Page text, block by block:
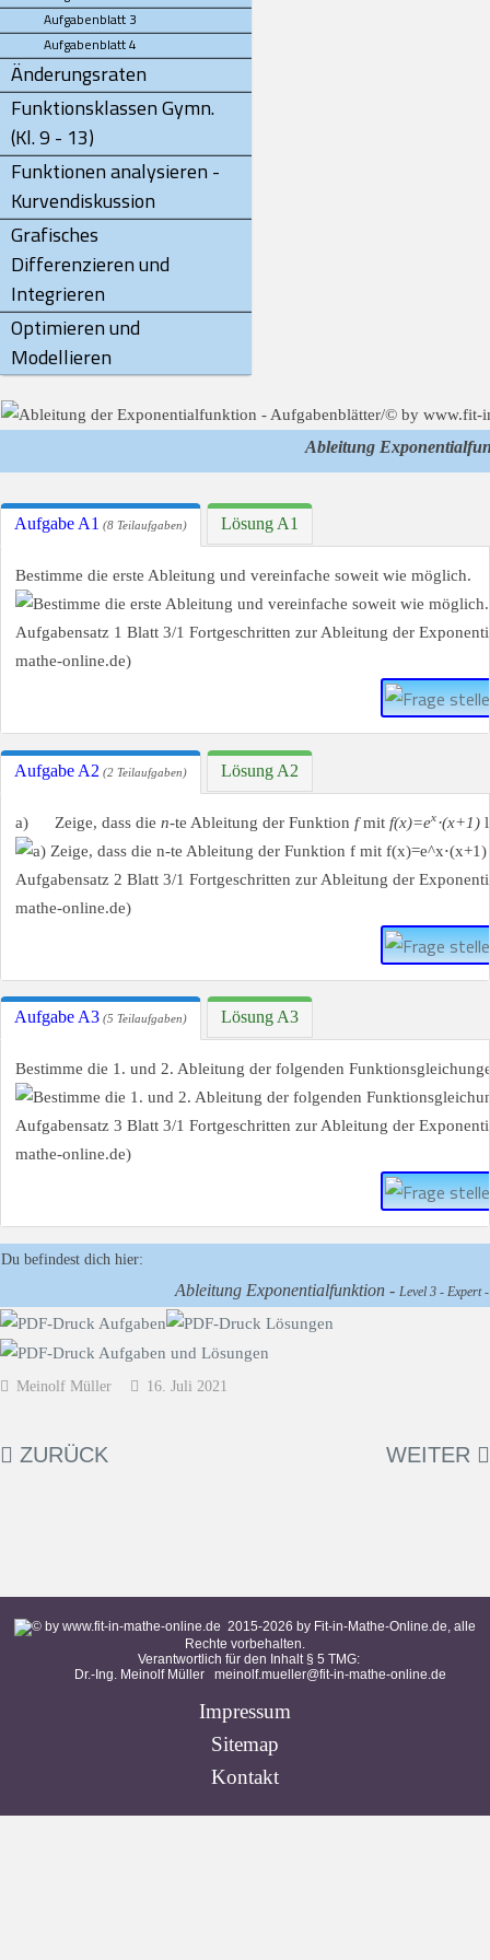
Aufgabenblatt 3
Aufgabenblatt 4
Änderungsraten
Funktionsklassen Gymn.
(Kl. 9 - 13)
Funktionen analysieren -
Kurvendiskussion
Grafisches
Differenzieren und
Integrieren
Optimieren und
Modellieren
Ableitung
Aufgabe A1 (8 Teilaufgaben) Lösung A1
Bestimme die erste Ableitung und vereinfache soweit wie möglich.
Aufgabe A2 (2 Teilaufgaben) Lösung A2
a) Zeige, dass die n-te Ableitung der Funktion fmit f(x)=ex⋅(x+1)
Aufgabe A3 (5 Teilaufgaben) Lösung A3
Bestimme die 1. und 2. Ableitung der folgenden
Du befindest dich hier:
Ableitung Exponentialfunktion - Level 3 - Expert
Meinolf Müller 16. Juli 2021
ZURÜCK WEITER
2015-2026 by Fit-in-Mathe-Online.de, alle
Rechte vorbehalten.
Verantwortlich für den Inhalt § 5 TMG:
Dr.-Ing. Meinolf Müller meinolf.mueller@fit-in-mathe-online.de
Impressum
Sitemap
Kontakt